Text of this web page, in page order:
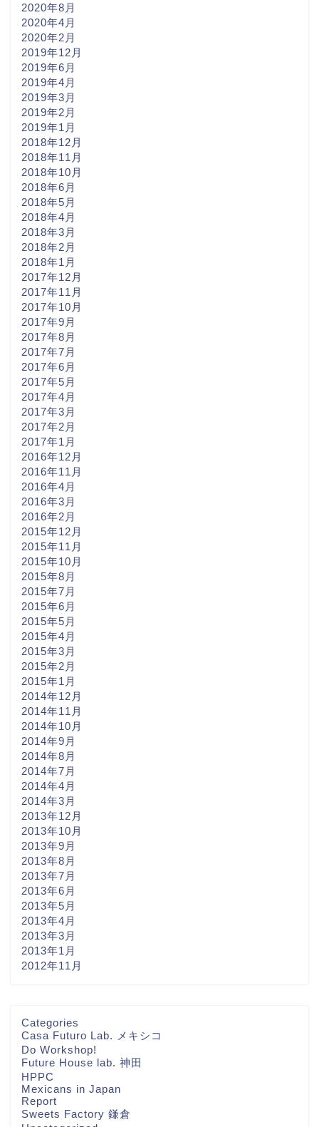
2020年8月
2020年4月
2020年2月
2019年12月
2019年6月
2019年4月
2019年3月
2019年2月
2019年1月
2018年12月
2018年11月
2018年10月
2018年6月
2018年5月
2018年4月
2018年3月
2018年2月
2018年1月
2017年12月
2017年11月
2017年10月
2017年9月
2017年8月
2017年7月
2017年6月
2017年5月
2017年4月
2017年3月
2017年2月
2017年1月
2016年12月
2016年11月
2016年4月
2016年3月
2016年2月
2015年12月
2015年11月
2015年10月
2015年8月
2015年7月
2015年6月
2015年5月
2015年4月
2015年3月
2015年2月
2015年1月
2014年12月
2014年11月
2014年10月
2014年9月
2014年8月
2014年7月
2014年4月
2014年3月
2013年12月
2013年10月
2013年9月
2013年8月
2013年7月
2013年6月
2013年5月
2013年4月
2013年3月
2013年1月
2012年11月
Categories
Casa Futuro Lab. メキシコ
Do Workshop!
Future House lab. 神田
HPPC
Mexicans in Japan
Report
Sweets Factory 鎌倉
NETWORKについて